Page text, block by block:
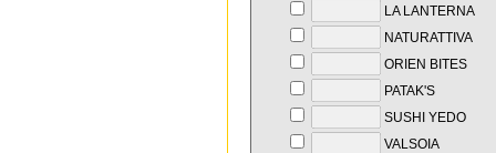
LA LANTERNA
NATURATTIVA
ORIEN BITES
PATAK'S
SUSHI YEDO
VALSOIA